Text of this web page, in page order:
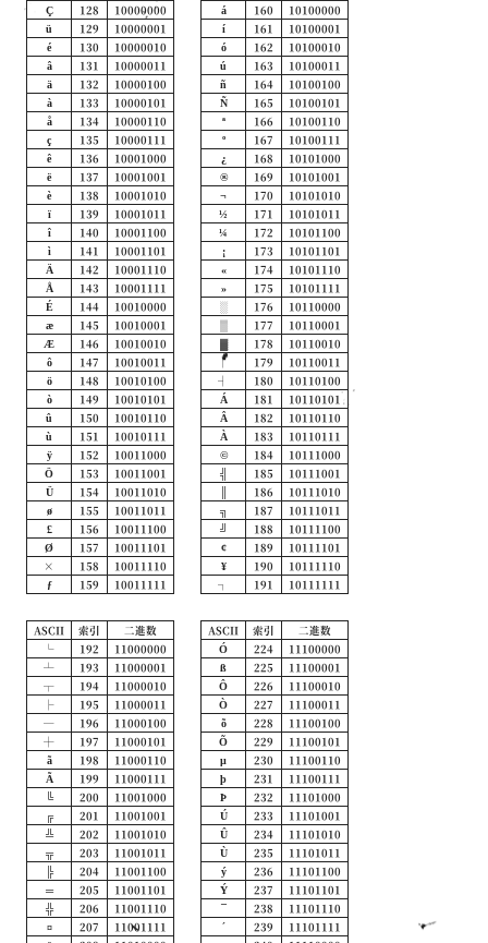
Ç
128
10000000
ü
129
10000001
é
130
10000010
â
131
10000011
ä
132
10000100
à
133
10000101
å
134
10000110
ç
135
10000111
ê
136
10001000
ë
137
10001001
è
138
10001010
ï
139
10001011
î
140
10001100
ì
141
10001101
Ä
142
10001110
Å
143
10001111
É
144
10010000
æ
145
10010001
Æ
146
10010010
ô
147
10010011
ö
148
10010100
ò
149
10010101
û
150
10010110
ù
151
10010111
ÿ
152
10011000
Ö
153
10011001
Ü
154
10011010
ø
155
10011011
£
156
10011100
Ø
157
10011101
×
158
10011110
ƒ
159 10011111
á
160
10100000
í
161
10100001
ó
162
10100010
ú
163
10100011
ñ
164
10100100
Ñ
165
10100101
ª
166
10100110
º
167
10100111
¿
168
10101000
®
169
10101001
¬
170
10101010
½
171
10101011
¼
172
10101100
¡
173
10101101
«
174
10101110
»
175
10101111
░
176
10110000
▒
177
10110001
▓
178
10110010
│
179
10110011
┤
180
10110100
Á
181
10110101
Â
182
10110110
À
183
10110111
©
184
10111000
╣
185
10111001
186
10111010
╗
187
10111011
╝
188
10111100
¢
189
10111101
¥
190
10111110
┐
191 10111111
ASCII 索引
二進数
└
192
11000000
┴
193
11000001
┬
194
11000010
├
195
11000011
─
196
11000100
┼
197
11000101
ã
198
11000110
Ã
199
11000111
╚
200
11001000
╔
201
11001001
╩
202
11001010
╦
203
11001011
╠
204
11001100
═
205
11001101
╬
206
11001110
¤
207
11001111
ASCII 索引
二進数
Ó
224
11100000
ß
225
11100001
Ô
226
11100010
Ò
227
11100011
õ
228
11100100
Õ
229
11100101
µ
230
11100110
þ
231
11100111
Þ
232
11101000
Ú
233
11101001
Û
234
11101010
Ù
235
11101011
ý
236
11101100
Ý
237
11101101
¯
238
11101110
´
239
11101111